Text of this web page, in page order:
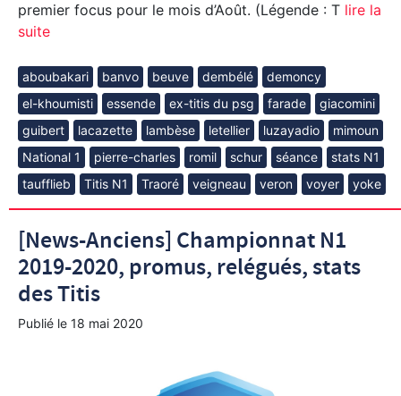
premier focus pour le mois d’Août. (Légende : T lire la
suite
aboubakari banvo beuve dembélé
demoncy
el-khoumisti
essende ex-titis du psg farade
giacomini
guibert
lacazette lambèse letellier luzayadio
mimoun
National 1
pierre-charles romil schur séance
stats N1
taufflieb
Titis N1 Traoré veigneau veron voyer yoke
[News-Anciens] Championnat N1
2019-2020, promus, relégués, stats
des Titis
Publié le 18 mai 2020